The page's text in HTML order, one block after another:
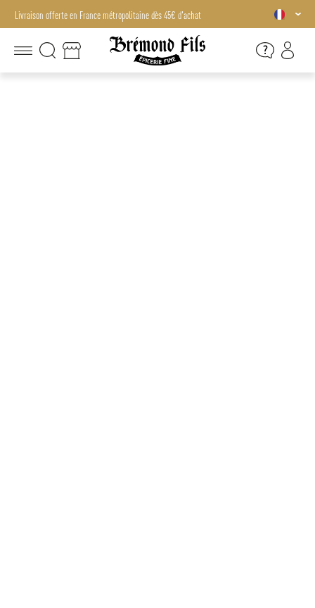
Livraison offerte en France métropolitaine dès 45€ d'achat
Livraison offerte en France métropolitaine dès 45€ d'achat